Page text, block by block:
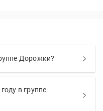
Дорожки?
в группе